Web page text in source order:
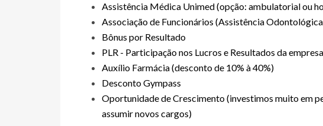
Assistência Médica Unimed (opção: ambulatorial ou
Associação de Funcionários (Assistência
Bônus por Resultado
PLR - Participação nos Lucros e Resultados da empresa
Auxílio Farmácia (desconto de 10% à 40%)
Desconto Gympass
Oportunidade de Crescimento (investimos muito em
assumir novos cargos)